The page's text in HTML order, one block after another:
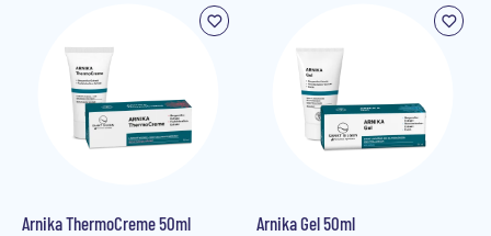
Arnika ThermoCreme 50ml Arnika Gel 50ml